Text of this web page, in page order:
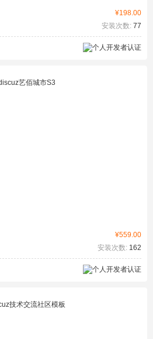
¥198.00
安装次数: 77
¥559.00
安装次数: 162